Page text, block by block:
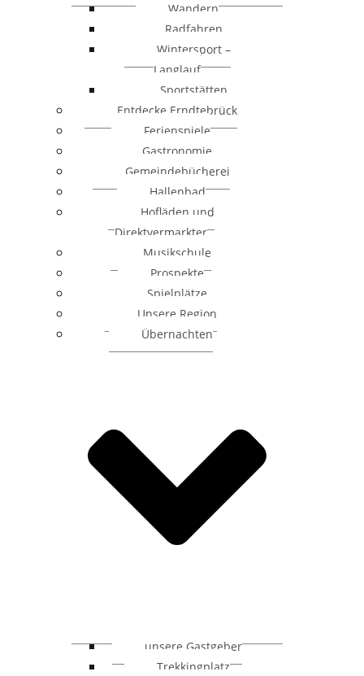
Wandern
Radfahren
Wintersport –
Langlauf
Sportstätten
Entdecke Erndtebrück
Ferienspiele
Gastronomie
Gemeindebücherei
Hallenbad
Hofläden und
Direktvermarkter
Musikschule
Prospekte
Spielplätze
Unsere Region
Übernachten
unsere Gastgeber
Trekkingplatz